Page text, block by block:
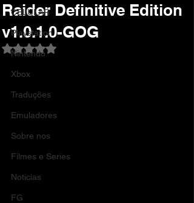
CELULAR
Playstation
Nintendo
Xbox
Traduções
Emuladores
Sobre nos
Filmes e Series
Noticias
FG
Raider Definitive Edition
v1.0.1.0-GOG
Avaliado com NaN de 5 estrelas.